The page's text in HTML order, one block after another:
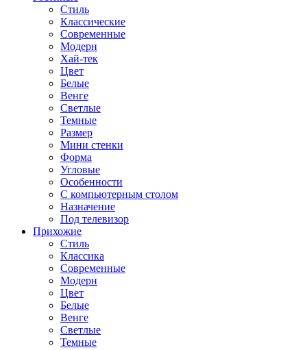
Стиль
Классические
Современные
Модерн
Хай-тек
Цвет
Белые
Венге
Светлые
Темные
Размер
Мини стенки
Форма
Угловые
Особенности
С компьютерным столом
Назначение
Под телевизор
Прихожие
Стиль
Классика
Современные
Модерн
Цвет
Белые
Венге
Светлые
Темные